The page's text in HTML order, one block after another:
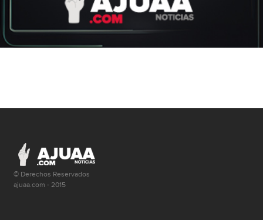
© Derechos Reservados
ajuaa.com - 2015